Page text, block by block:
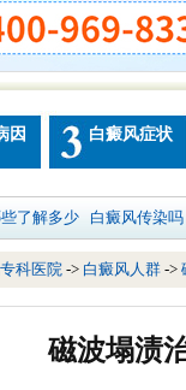
因 白癜风症状
了解多少 白癜风传染吗
科医院 -> 白癜风人群 ->
磁波塌渍